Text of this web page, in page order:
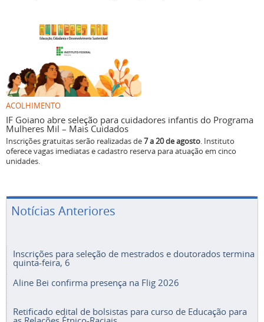
ACOLHIMENTO
IF Goiano abre seleção para cuidadores infantis do Programa
Mulheres Mil – Mais Cuidados
Inscrições gratuitas serão realizadas de7 a 20 de agosto. Instituto
oferece vagas imediatas e cadastro reserva para atuação em cinco
unidades.
Notícias Anteriores
Inscrições para seleção de mestrados e doutorados termina
quinta-feira, 6
Aline Bei confirma presença na Flig 2026
Retificado edital de bolsistas para curso de Educação para